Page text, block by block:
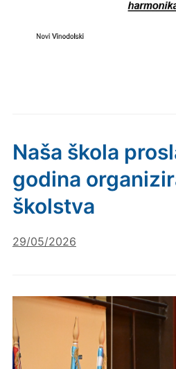
Naša škola
godina
školstva
29/05/2026